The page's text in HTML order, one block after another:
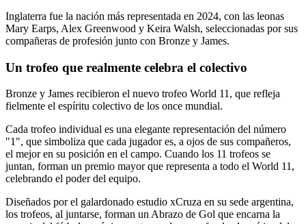
Inglaterra fue la nación más representada en 2024, con las leonas
Mary Earps, Alex Greenwood y Keira Walsh, seleccionadas por sus
compañeras de profesión junto con Bronze y James.
Un trofeo que realmente celebra el colectivo
Bronze y James recibieron el nuevo trofeo World 11, que refleja
fielmente el espíritu colectivo de los once mundial.
Cada trofeo individual es una elegante representación del número
"1", que simboliza que cada jugador es, a ojos de sus compañeros,
el mejor en su posición en el campo. Cuando los 11 trofeos se
juntan, forman un premio mayor que representa a todo el World 11,
celebrando el poder del equipo.
Diseñados por el galardonado estudio xCruza en su sede argentina,
los trofeos, al juntarse, forman un Abrazo de Gol que encarna la